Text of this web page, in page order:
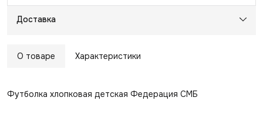
Доставка
О товаре Характеристики
Футболка хлопковая детская Федерация СМБ